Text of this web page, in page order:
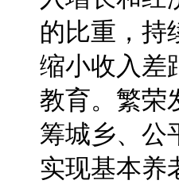
的比重，持
缩小收入差
教育。繁荣
筹城乡、公
实现基本养